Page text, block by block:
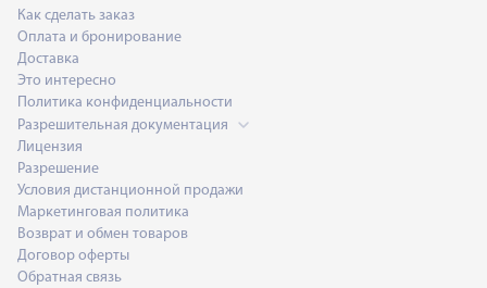
Как сделать заказ
Оплата и бронирование
Доставка
Это интересно
Политика конфиденциальности
Разрешительная документация
Лицензия
Разрешение
Условия дистанционной продажи
Маркетинговая политика
Возврат и обмен товаров
Договор оферты
Обратная связь